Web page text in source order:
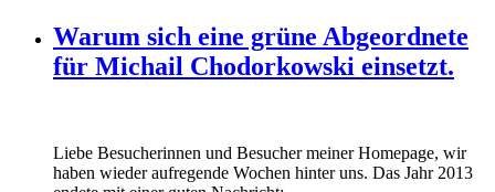
Warum sich eine grüne Abgeordnete
für Michail Chodorkowski einsetzt.
Liebe Besucherinnen und Besucher meiner Homepage, wir
haben wieder aufregende Wochen hinter uns. Das Jahr 2013